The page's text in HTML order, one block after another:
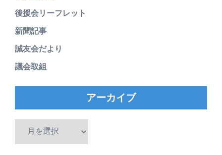
後援会リーフレット
新聞記事
誠友会だより
議会取組
アーカイブ